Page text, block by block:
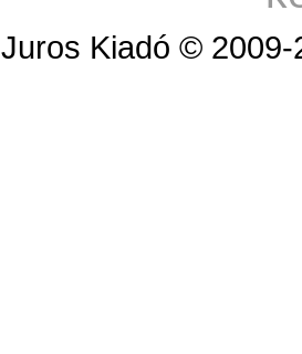
Juros Kiadó ©